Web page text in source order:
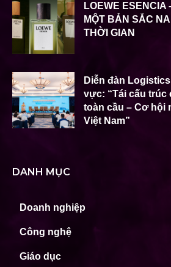
LOEWE ESENCIA
MỘT BẢN SẮC
THỜI GIAN
Diễn đàn
vực: “Tái cấu
toàn cầu – Cơ hội
Việt Nam”
DANH MỤC
Doanh nghiệp
Công nghệ
Giáo dục